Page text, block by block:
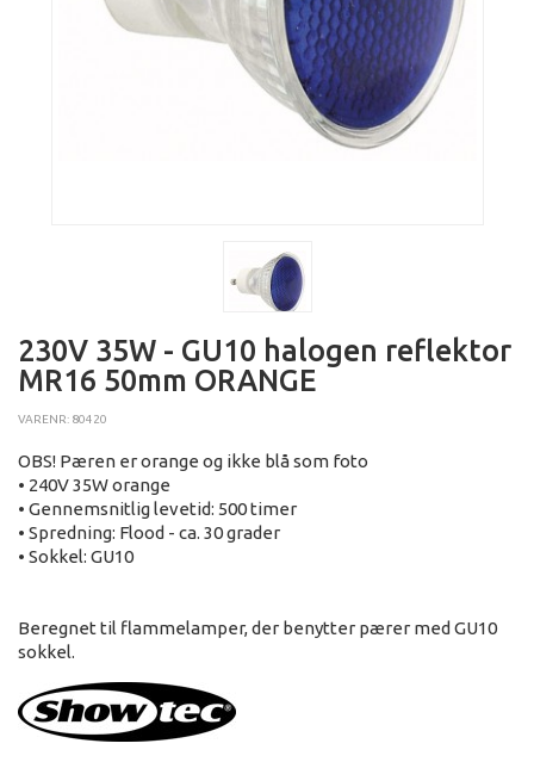
230V 35W - GU10 halogen reflektor
MR16 50mm ORANGE
VARENR: 80420
OBS! Pæren er orange og ikke blå som foto
• 240V 35W orange
• Gennemsnitlig levetid: 500 timer
• Spredning: Flood - ca. 30 grader
• Sokkel: GU10
Beregnet til flammelamper, der benytter pærer med GU10
sokkel.